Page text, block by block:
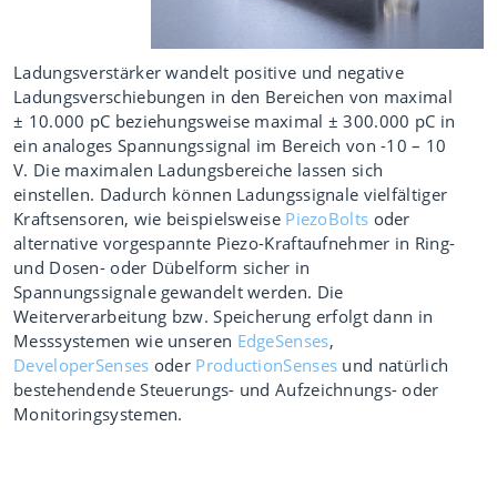
Ladungsverstärker wandelt positive und negative
Ladungsverschiebungen in den Bereichen von maximal
± 10.000 pC beziehungsweise maximal ± 300.000 pC in
ein analoges Spannungssignal im Bereich von -10 – 10
V. Die maximalen Ladungsbereiche lassen sich
einstellen. Dadurch können Ladungssignale vielfältiger
Kraftsensoren, wie beispielsweise PiezoBolts oder
alternative vorgespannte Piezo-Kraftaufnehmer in Ring-
und Dosen- oder Dübelform sicher in
Spannungssignale gewandelt werden. Die
Weiterverarbeitung bzw. Speicherung erfolgt dann in
Messsystemen wie unseren EdgeSenses,
DeveloperSenses oder ProductionSenses und natürlich
bestehendende Steuerungs- und Aufzeichnungs- oder
Monitoringsystemen.